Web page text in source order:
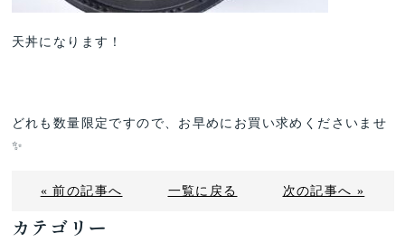
天丼になります！
どれも数量限定ですので、お早めにお買い求めくださいませ
✨
« 前の記事へ 一覧に戻る 次の記事へ »
カテゴリー